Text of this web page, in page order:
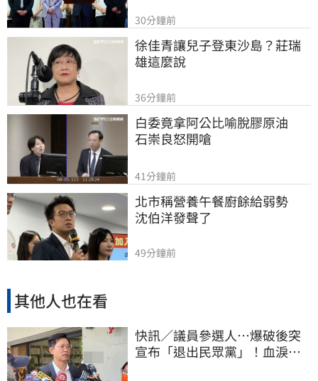
30分鐘前
徐佳青讓兒子登東沙島？莊瑞
雄這麼說
36分鐘前
白委竟拿阿公比喻脫膠原油
石崇良怒開嗆
41分鐘前
北市稱營養午餐廚餘給弱勢
沈伯洋發聲了
49分鐘前
其他人也在看
快訊／議員參選人…爆破後突
宣布「退出民眾黨」！血淚全